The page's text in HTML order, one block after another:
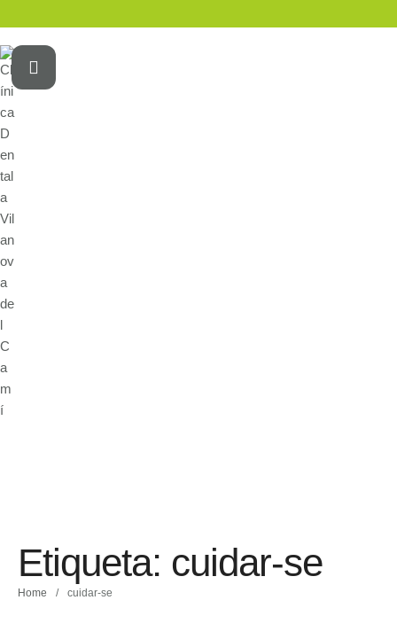
Etiqueta: cuidar-se
Home / cuidar-se